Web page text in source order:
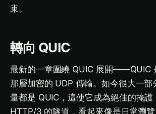
束。
轉向 QUIC
最新的一章圍繞 QUIC 展開——QUIC
那層加密的 UDP 傳輸。如今很大一部
量都是 QUIC，這使它成為絕佳的掩護
HTTP/3 的隧道，看起來像是日常瀏